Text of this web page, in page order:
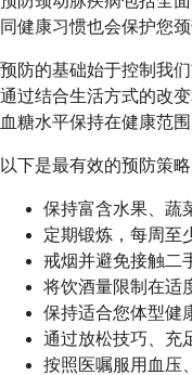
同健康习惯也会保护您
预防的基础始于控制我
通过结合生活方式的改
血糖水平保持在健康范围
以下是最有效的预防策略
保持富含水果、蔬
定期锻炼，每周至
戒烟并避免接触二
将饮酒量限制在适
保持适合您体型健
通过放松技巧、充
按照医嘱服用血压